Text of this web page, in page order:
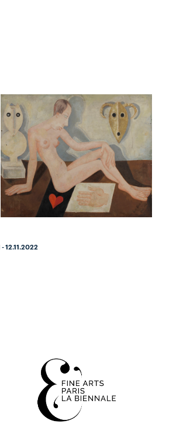
- 12.11.2022